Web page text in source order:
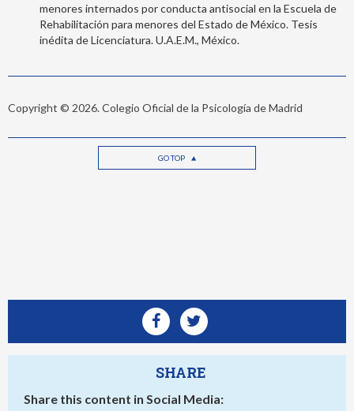
menores internados por conducta antisocial en la Escuela de
Rehabilitación para menores del Estado de México. Tesis
inédita de Licenciatura. U.A.E.M., México.
Copyright © 2026. Colegio Oficial de la Psicología de Madrid
GO TOP
SHARE
Share this content in Social Media: